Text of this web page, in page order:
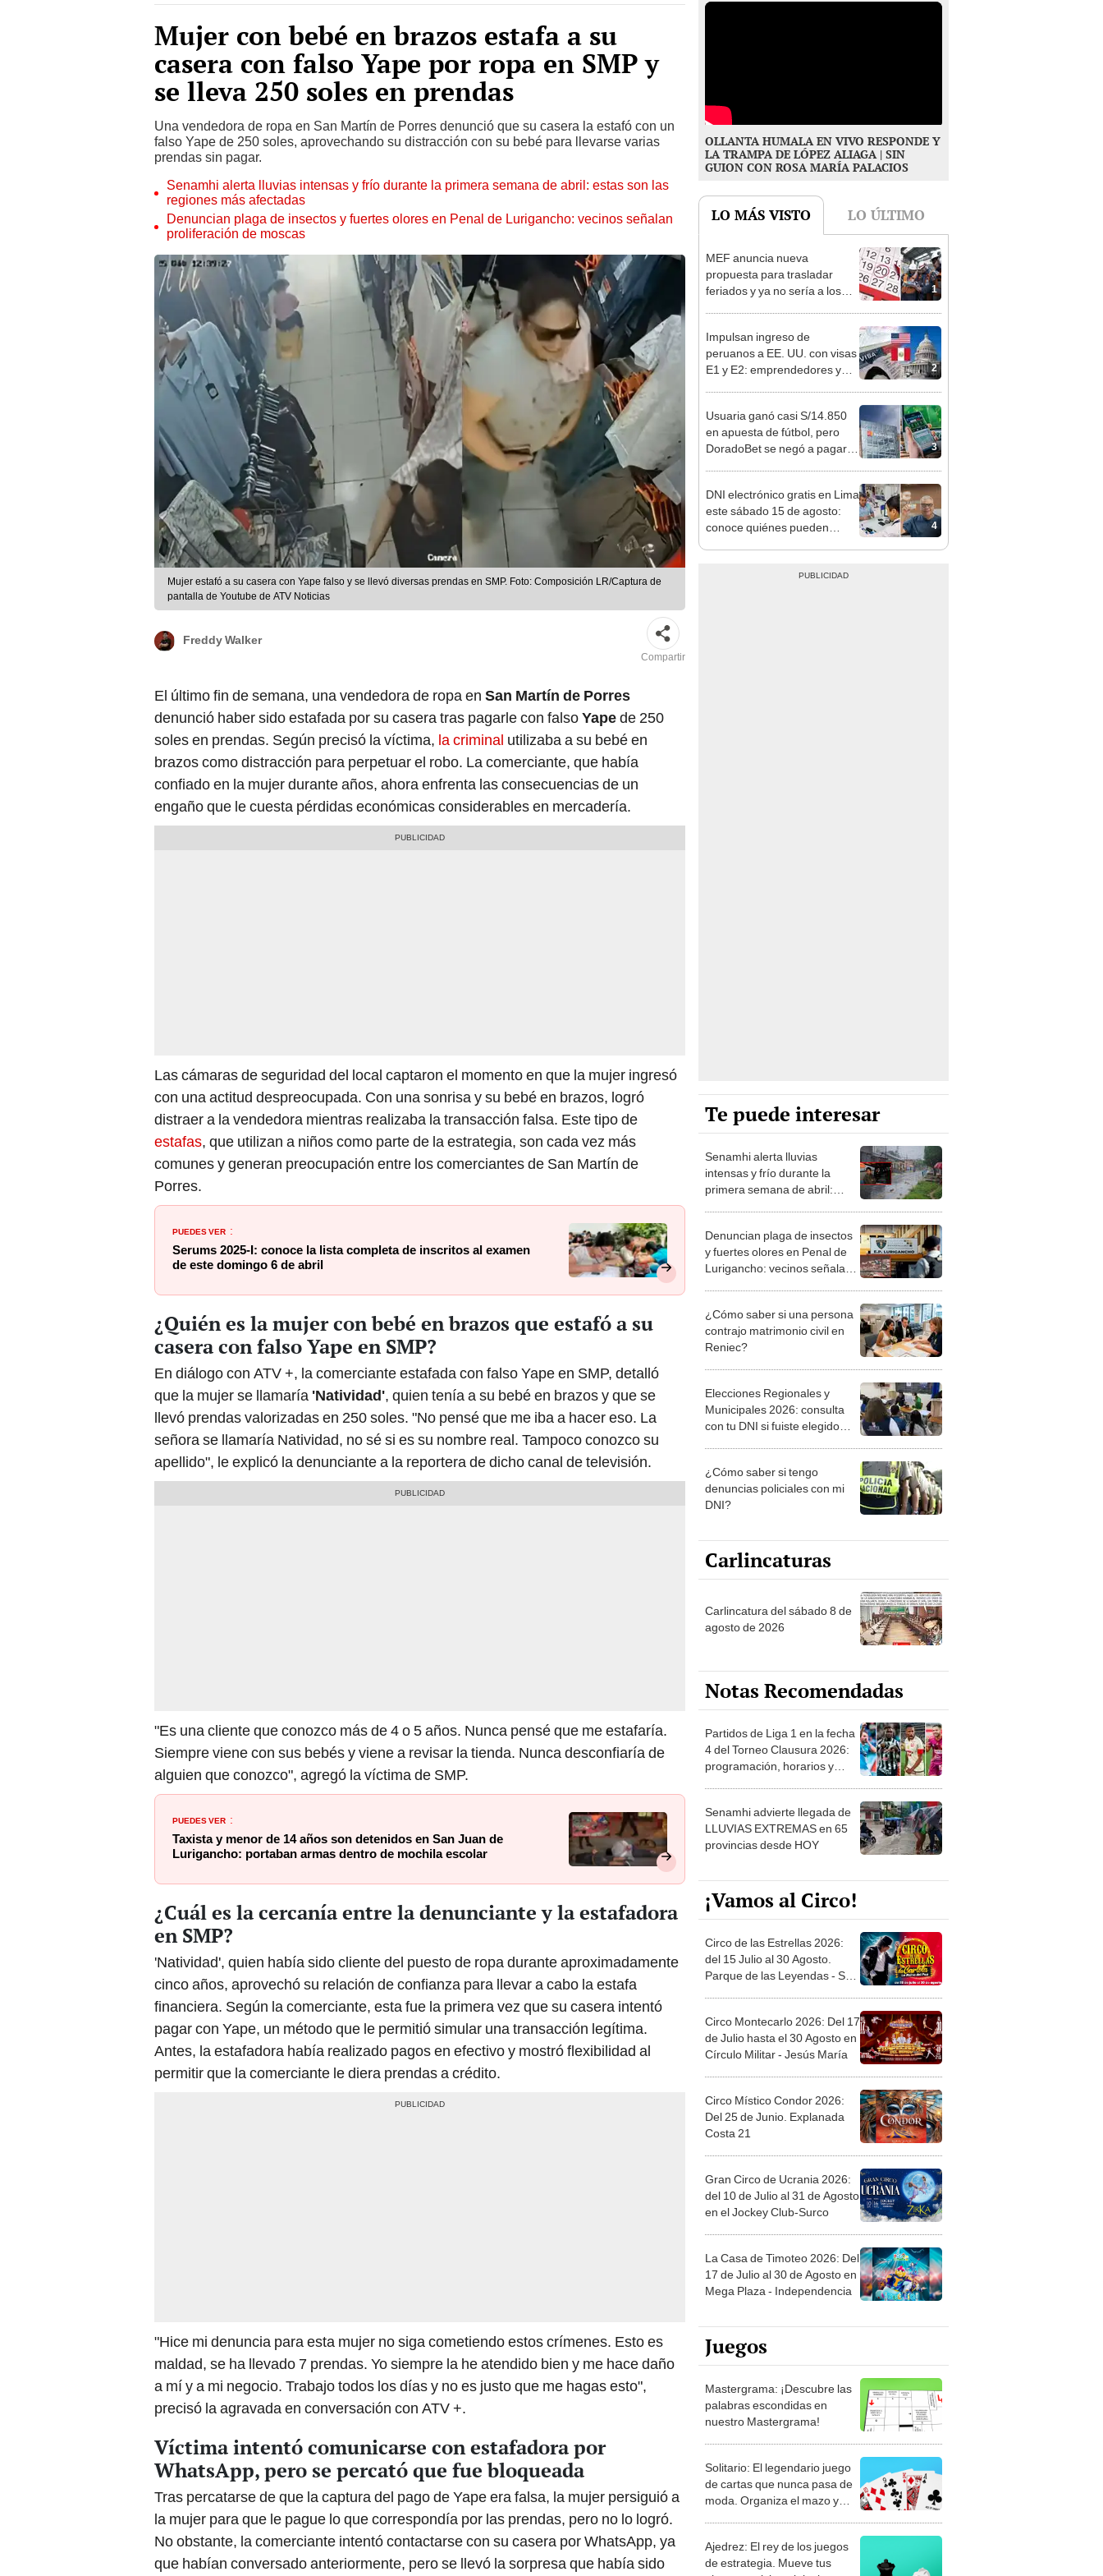
Mujer con bebé en brazos estafa a su
casera con falso Yape por ropa en SMP y
se lleva 250 soles en prendas
Una vendedora de ropa en San Martín de Porres denunció que su casera la estafó con un
falso Yape de 250 soles, aprovechando su distracción con su bebé para llevarse varias
prendas sin pagar.
Senamhi alerta lluvias intensas y frío durante la primera semana de abril: estas son las
regiones más afectadas
Denuncian plaga de insectos y fuertes olores en Penal de Lurigancho: vecinos señalan
proliferación de moscas
pantalla de Youtube de ATV Noticias
Compartir
El último fin de semana, una vendedora de ropa en
San Martín de Porres
denunció haber sido estafada por su casera tras pagarle con falso
de 250
soles en prendas. Según precisó la víctima, la criminal utilizaba a su bebé en
brazos como distracción para perpetuar el robo. La comerciante, que había
confiado en la mujer durante años, ahora enfrenta las consecuencias de un
engaño que le cuesta pérdidas económicas considerables en mercadería.
Las cámaras de seguridad del local captaron el momento en que la mujer ingresó
con una actitud despreocupada. Con una sonrisa y su bebé en brazos, logró
distraer a la vendedora mientras realizaba la transacción falsa. Este tipo de
estafas
, que utilizan a niños como parte de la estrategia, son cada vez más
comunes y generan preocupación entre los comerciantes de San Martín de
de este domingo 6 de abril
¿Quién es la mujer con bebé en brazos que estafó a su
casera con falso Yape en SMP?
En diálogo con ATV +, la comerciante estafada con falso Yape en SMP, detalló
que la mujer se llamaría
'Natividad'
, quien tenía a su bebé en brazos y que se
llevó prendas valorizadas en 250 soles. "No pensé que me iba a hacer eso. La
señora se llamaría Natividad, no sé si es su nombre real. Tampoco conozco su
apellido", le explicó la denunciante a la reportera de dicho canal de televisión.
"Es una cliente que conozco más de 4 o 5 años. Nunca pensé que me estafaría.
Siempre viene con sus bebés y viene a revisar la tienda. Nunca desconfiaría de
alguien que conozco", agregó la víctima de SMP.
Lurigancho: portaban armas dentro de mochila escolar
¿Cuál es la cercanía entre la denunciante y la estafadora
en SMP?
'Natividad', quien había sido cliente del puesto de ropa durante aproximadamente
cinco años, aprovechó su relación de confianza para llevar a cabo la estafa
financiera. Según la comerciante, esta fue la primera vez que su casera intentó
pagar con Yape, un método que le permitió simular una transacción legítima.
Antes, la estafadora había realizado pagos en efectivo y mostró flexibilidad al
permitir que la comerciante le diera prendas a crédito.
"Hice mi denuncia para esta mujer no siga cometiendo estos crímenes. Esto es
maldad, se ha llevado 7 prendas. Yo siempre la he atendido bien y me hace daño
a mí y a mi negocio. Trabajo todos los días y no es justo que me hagas esto",
precisó la agravada en conversación con ATV +.
Víctima intentó comunicarse con estafadora por
WhatsApp, pero se percató que fue bloqueada
Tras percatarse de que la captura del pago de Yape era falsa, la mujer persiguió a
la mujer para que le pague lo que correspondía por las prendas, pero no lo logró.
No obstante, la comerciante intentó contactarse con su casera por WhatsApp, ya
que habían conversado anteriormente, pero se llevó la sorpresa que había sido
LA TRAMPA DE LÓPEZ ALIAGA | SIN
GUION CON ROSA MARÍA PALACIOS
LO MÁS VISTO LO ÚLTIMO
1
propuesta para trasladar
feriados y ya no sería a los
viernes: “Lunes es mejor día”
2
peruanos a EE. UU. con visas
E1 y E2: emprendedores y
pymes serían los más
beneficiados
3
en apuesta de fútbol, pero
DoradoBet se negó a pagar:
Indecopi multó a la empresa
con más de S/ 19.000
4
este sábado 15 de agosto:
conoce quiénes pueden
acceder y qué requisitos
deben cumplir
Te puede interesar
intensas y frío durante la
primera semana de abril:
estas son las regiones más
afectadas
y fuertes olores en Penal de
Lurigancho: vecinos señalan
proliferación de moscas
contrajo matrimonio civil en
Reniec?
Municipales 2026: consulta
con tu DNI si fuiste elegido
miembro de mesa para este 4
de octubre en el link oficial de
la ONPE
denuncias policiales con mi
DNI?
Carlincaturas
agosto de 2026
Notas Recomendadas
4 del Torneo Clausura 2026:
programación, horarios y
dónde ver
LLUVIAS EXTREMAS en 65
provincias desde HOY
¡Vamos al Circo!
del 15 Julio al 30 Agosto.
Parque de las Leyendas - San
Miguel
de Julio hasta el 30 Agosto en
Círculo Militar - Jesús María
Del 25 de Junio. Explanada
Costa 21
del 10 de Julio al 31 de Agosto
en el Jockey Club-Surco
17 de Julio al 30 de Agosto en
Mega Plaza - Independencia
Juegos
palabras escondidas en
nuestro Mastergrama!
de cartas que nunca pasa de
moda. Organiza el mazo y
demuestra tu habilidad.
de estrategia. Mueve tus
piezas, anticipa al rival y